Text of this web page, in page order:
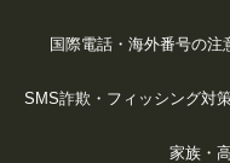
国際電話・海外番号の注
SMS詐欺・フィッシング対
家族・